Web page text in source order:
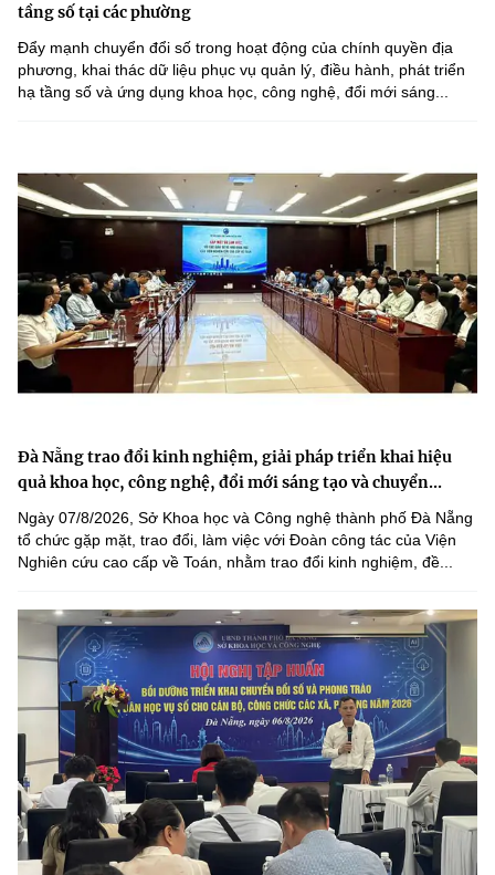
tầng số tại các phường
Đẩy mạnh chuyển đổi số trong hoạt động của chính quyền địa
phương, khai thác dữ liệu phục vụ quản lý, điều hành, phát triển
hạ tầng số và ứng dụng khoa học, công nghệ, đổi mới sáng...
Đà Nẵng trao đổi kinh nghiệm, giải pháp triển khai hiệu
quả khoa học, công nghệ, đổi mới sáng tạo và chuyển...
Ngày 07/8/2026, Sở Khoa học và Công nghệ thành phố Đà Nẵng
tổ chức gặp mặt, trao đổi, làm việc với Đoàn công tác của Viện
Nghiên cứu cao cấp về Toán, nhằm trao đổi kinh nghiệm, đề...